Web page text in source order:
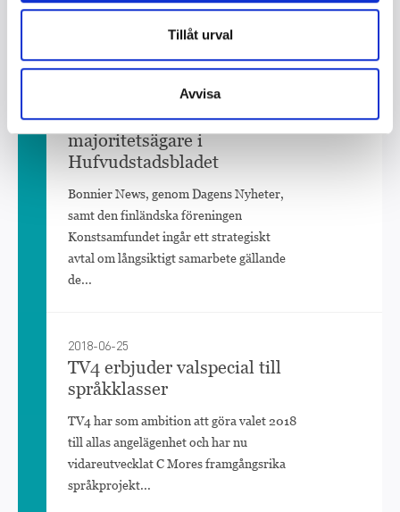
Tillåt urval
Avvisa
finlandssvenska journalisten och författaren
Anna-Lena Laurén. Juryns motivering...
Bonnier News blir
majoritetsägare i
Hufvudstadsbladet
Bonnier News, genom Dagens Nyheter,
samt den finländska föreningen
Konstsamfundet ingår ett strategiskt
avtal om långsiktigt samarbete gällande
de...
2018-06-25
TV4 erbjuder valspecial till
språkklasser
TV4 har som ambition att göra valet 2018
till allas angelägenhet och har nu
vidareutvecklat C Mores framgångsrika
språkprojekt...